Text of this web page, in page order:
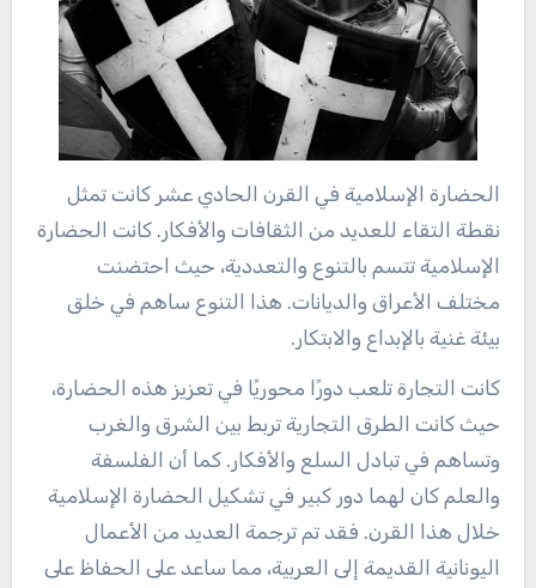
الحضارة الإسلامية في القرن الحادي عشر كانت تمثل
نقطة التقاء للعديد من الثقافات والأفكار. كانت الحضارة
الإسلامية تتسم بالتنوع والتعددية، حيث احتضنت
مختلف الأعراق والديانات. هذا التنوع ساهم في خلق
بيئة غنية بالإبداع والابتكار.
كانت التجارة تلعب دورًا محوريًا في تعزيز هذه الحضارة،
حيث كانت الطرق التجارية تربط بين الشرق والغرب
وتساهم في تبادل السلع والأفكار. كما أن الفلسفة
والعلم كان لهما دور كبير في تشكيل الحضارة الإسلامية
خلال هذا القرن. فقد تم ترجمة العديد من الأعمال
اليونانية القديمة إلى العربية، مما ساعد على الحفاظ على